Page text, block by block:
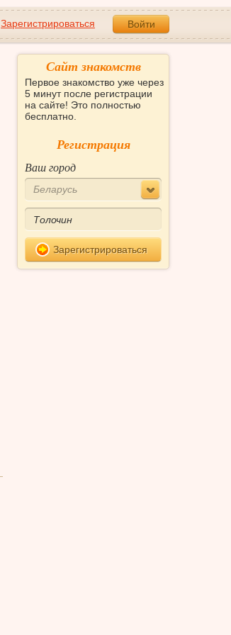
Зарегистрироваться Войти
Сайт знакомств
Первое знакомство уже через
5 минут после регистрации
на сайте! Это полностью
бесплатно.
Регистрация
Ваш город
Беларусь
Зарегистрироваться